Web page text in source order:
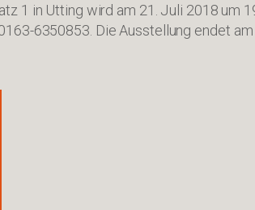
1 in Utting wird am 21. Juli 2018
6350853. Die Ausstellung endet